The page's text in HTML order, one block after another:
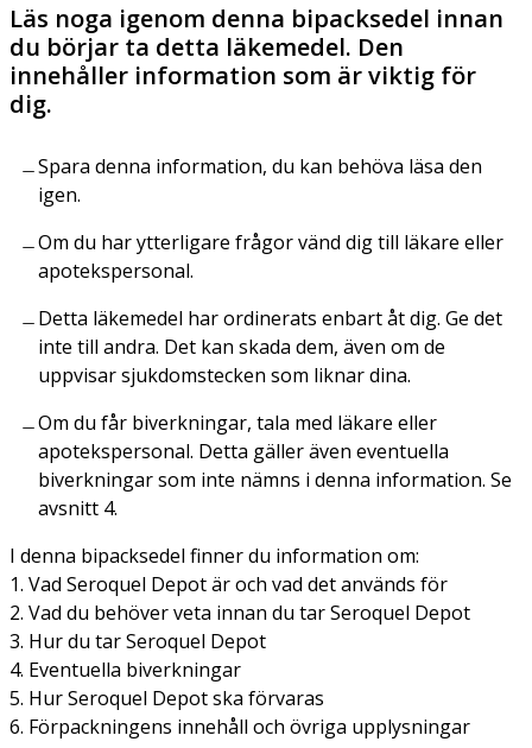
Läs noga igenom denna bipacksedel innan
du börjar ta detta läkemedel. Den
innehåller information som är viktig för
dig.
Spara denna information, du kan behöva läsa den
igen.
Om du har ytterligare frågor vänd dig till läkare eller
apotekspersonal.
Detta läkemedel har ordinerats enbart åt dig. Ge det
inte till andra. Det kan skada dem, även om de
uppvisar sjukdomstecken som liknar dina.
Om du får biverkningar, tala med läkare eller
apotekspersonal. Detta gäller även eventuella
biverkningar som inte nämns i denna information. Se
avsnitt 4.
I denna bipacksedel finner du information om:
1. Vad Seroquel Depot är och vad det används för
2. Vad du behöver veta innan du tar Seroquel Depot
3. Hur du tar Seroquel Depot
4. Eventuella biverkningar
5. Hur Seroquel Depot ska förvaras
6. Förpackningens innehåll och övriga upplysningar